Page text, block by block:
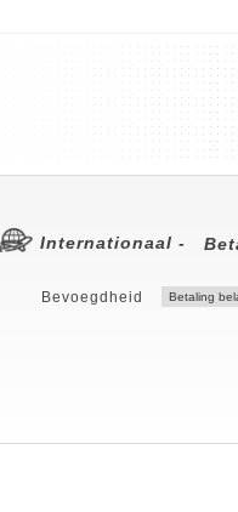
Internationaal -
Bevoegdheid